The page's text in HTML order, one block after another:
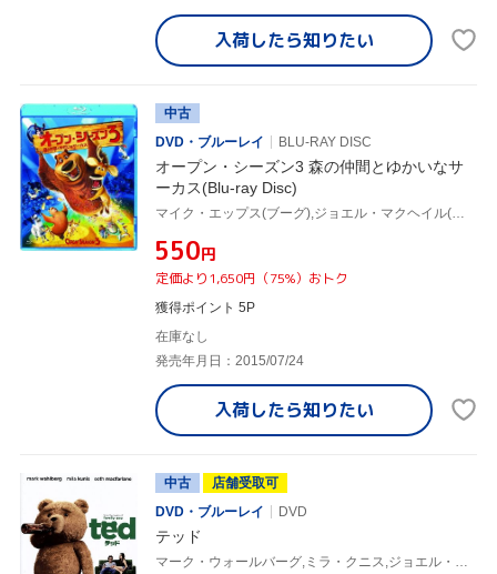
入荷したら知りたい
中古
DVD・ブルーレイ
BLU-RAY DISC
オープン・シーズン3 森の仲間とゆかいなサ
ーカス(Blu-ray Disc)
マイク・エップス(ブーグ),ジョエル・マクヘイル(エリオット),デイナ・スナイダー(アリステア),ジェフ・カルドーニ(音楽)
¥550円
定価より1,650円（75%）おトク
獲得ポイント 5P
在庫なし
発売年月日：2015/07/24
入荷したら知りたい
中古
店舗受取可
DVD・ブルーレイ
DVD
テッド